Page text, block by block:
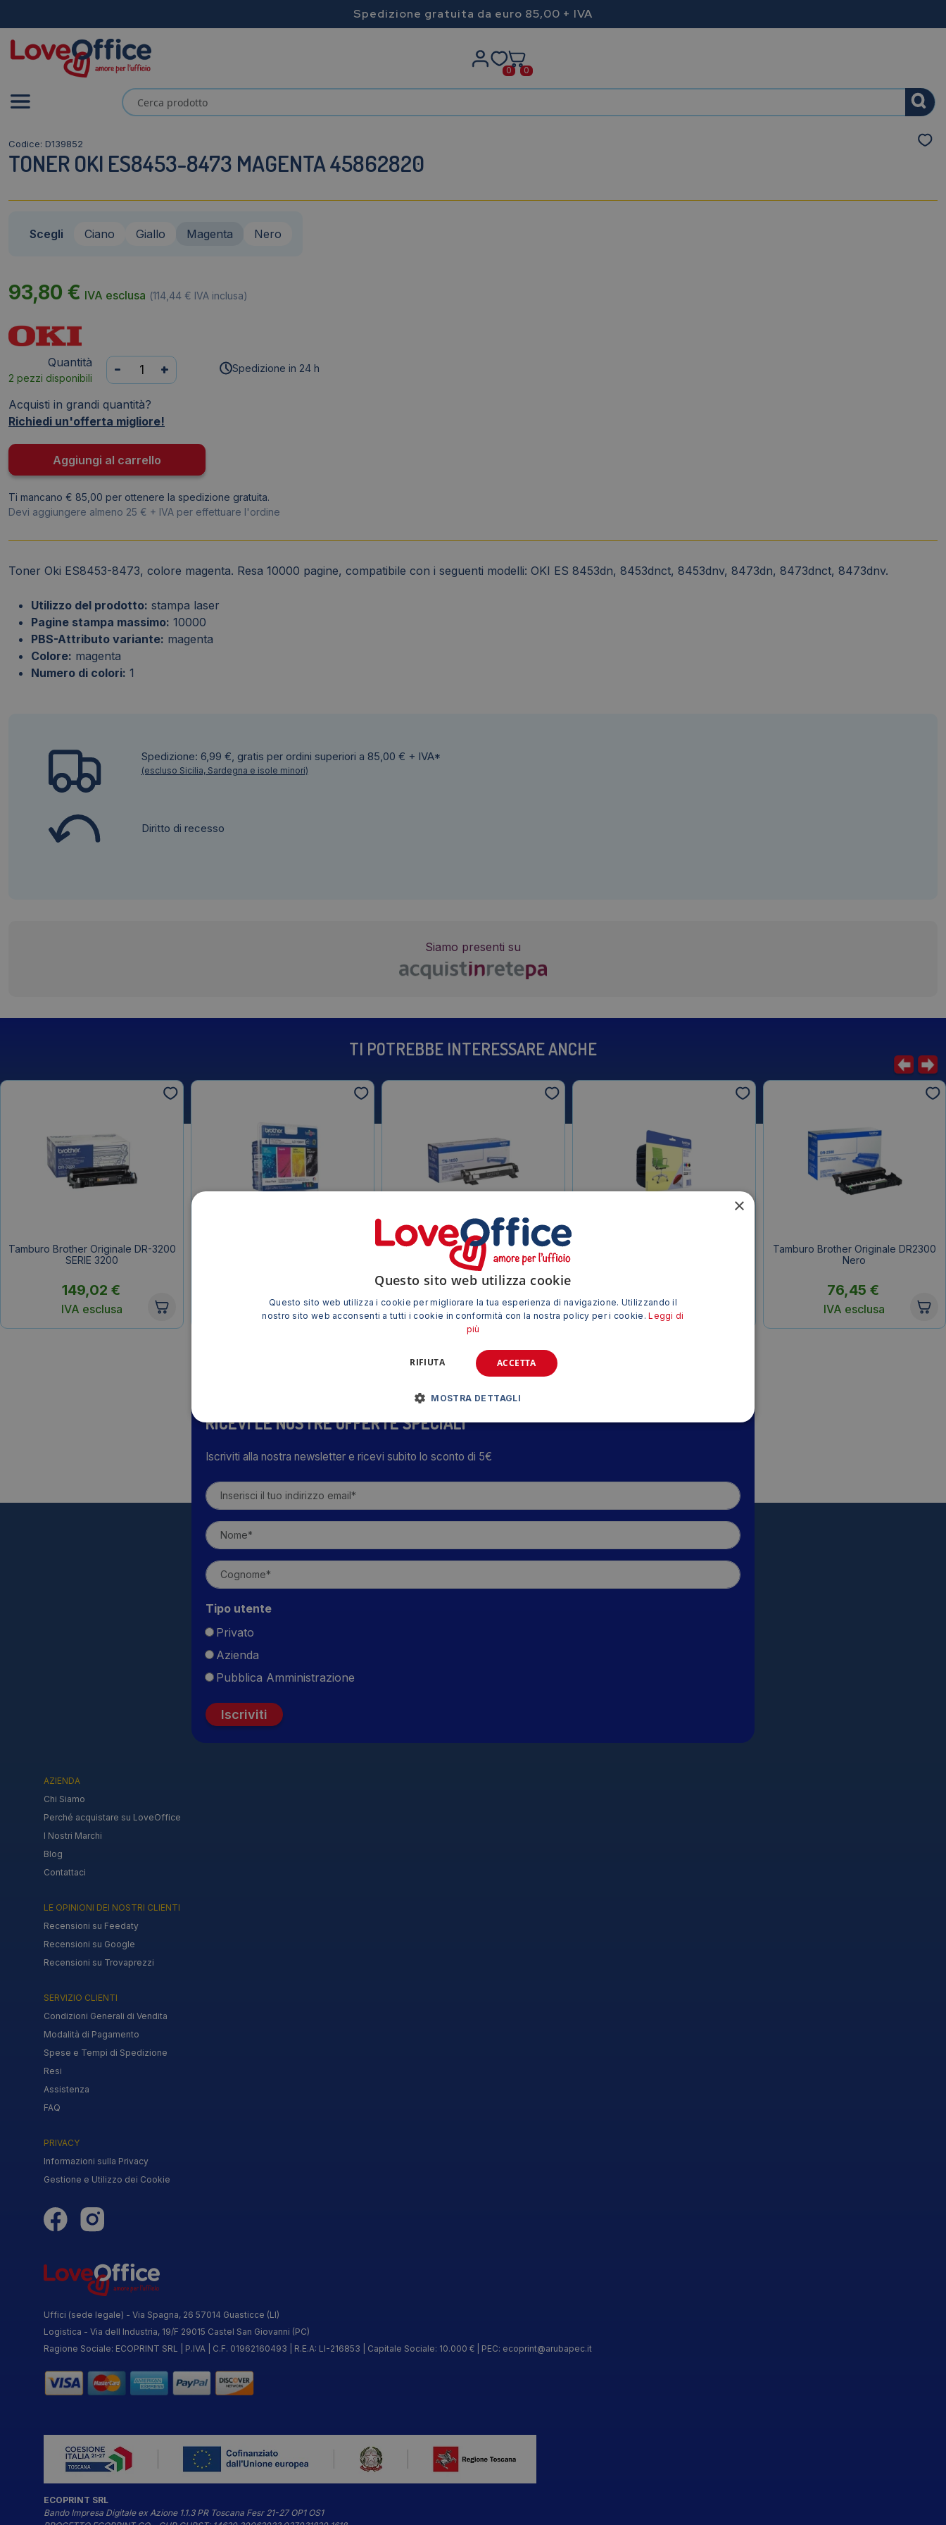
Spedizione gratuita da euro 85,00 + IVA
0 0
Codice: D139852
TONER OKI ES8453-8473 MAGENTA 45862820
Scegli Ciano Giallo Magenta Nero
93,80 € IVA esclusa (114,44 € IVA inclusa)
Quantità
2 pezzi disponibili
Toner
Oki
ES8453-
8473
magenta
45862820
quantità
- + Spedizione in 24 h
Acquisti in grandi quantità?
Richiedi un'offerta migliore!
Aggiungi al carrello
Ti mancano € 85,00 per ottenere la spedizione gratuita.
Devi aggiungere almeno 25 € + IVA per effettuare l'ordine
Toner Oki ES8453-8473, colore magenta. Resa 10000 pagine, compatibile con i seguenti modelli: OKI ES 8453dn, 8453dnct, 8453dnv, 8473dn, 8473dnct, 8473dnv.
Utilizzo del prodotto: stampa laser
Pagine stampa massimo: 10000
PBS-Attributo variante: magenta
Colore: magenta
Numero di colori: 1
Spedizione: 6,99 €, gratis per ordini superiori a 85,00 € + IVA*
(escluso Sicilia, Sardegna e isole minori)
Diritto di recesso
Siamo presenti su
TI POTREBBE INTERESSARE ANCHE
Tamburo Brother Originale DR-3200
SERIE 3200
149,02 €
IVA esclusa IVA esclusa
Toner Brother Originale TN-1050
Nero
39,29€
IVA esclusa IVA esclusa
Tamburo Brother Originale DR2300
Nero
76,45€
IVA esclusa
RICEVI LE NOSTRE OFFERTE SPECIALI
Iscriviti alla nostra newsletter e ricevi subito lo sconto di 5€
Tipo utente
Privato
Azienda
Pubblica Amministrazione
Iscriviti
AZIENDA
Chi Siamo
Perché acquistare su LoveOffice
I Nostri Marchi
Blog
Contattaci
LE OPINIONI DEI NOSTRI CLIENTI
Recensioni su Feedaty
Recensioni su Google
Recensioni su Trovaprezzi
SERVIZIO CLIENTI
Condizioni Generali di Vendita
Modalità di Pagamento
Spese e Tempi di Spedizione
Resi
Assistenza
FAQ
PRIVACY
Informazioni sulla Privacy
Gestione e Utilizzo dei Cookie
Uffici (sede legale) - Via Spagna, 26 57014 Guasticce (LI)
Logistica - Via dell Industria, 19/F 29015 Castel San Giovanni (PC)
Ragione Sociale: ECOPRINT SRL | P.IVA | C.F. 01962160493 | R.E.A: LI-216853 | Capitale Sociale: 10.000 € | PEC: ecoprint@arubapec.it
ECOPRINT SRL
Bando Impresa Digitale ex Azione 1.1.3 PR Toscana Fesr 21-27 OP1 OS1
×
Questo sito web utilizza cookie
Questo sito web utilizza i cookie per migliorare la tua esperienza di navigazione. Utilizzando il
nostro sito web acconsenti a tutti i cookie in conformità con la nostra policy per i cookie.Leggi di
più
ACCETTA
RIFIUTA
MOSTRA DETTAGLI